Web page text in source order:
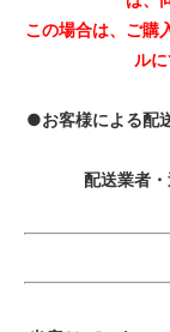
この場合は、ご購
ル
●お客様による配
配送業者